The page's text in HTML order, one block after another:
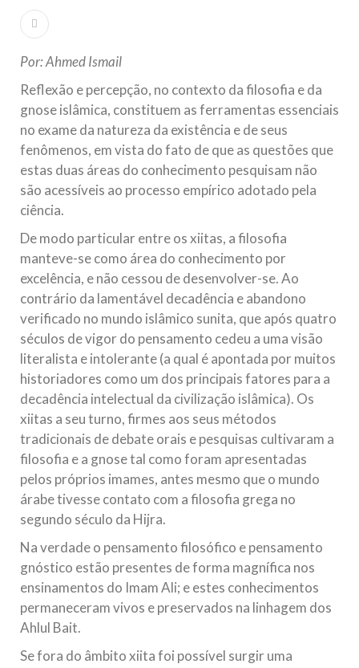
Islâmico no Brasil parabeniza a nação islâmica pela chegada
no ano novo muçulmano de 1435 Hejrita. Desejamos a
todos os irmãos e irmãs um novo
10 DE NOVEMBRO DE 2013
Falecimento do Imam Ali Ibn Al-Hussein
(A.S.)
Em nome de Deus, o Clemente, o Misericordioso! Diante da
muçulmanos, o Imam Ali Ibn Al-Hussein Ibn Ali Ibn Abi Táleb
(A.S.), conhecido por “Zein Al-Ábidin” (Formosura
3 DE JULHO DE 2014
Centro Islâmico no Brasil recebe o ex-
ministro das Relações Exteriores da
República Islâmica do Irã
Na noite da quinta-feira, 03 de Abril, o Centro Islâmico no
Brasil recebeu em sua sede, em São Paulo, o ex-ministro das
Relações Exteriores da República Islâmica do Irã, Sr. Kamal
Kharrazi, que encontra-se visitando
Por: Ahmed Ismail
Reflexão e percepção, no contexto da filosofia e da
gnose islâmica, constituem as ferramentas essenciais
no exame da natureza da existência e de seus
fenômenos, em vista do fato de que as questões que
estas duas áreas do conhecimento pesquisam não
são acessíveis ao processo empírico adotado pela
ciência.
De modo particular entre os xiitas, a filosofia
manteve-se como área do conhecimento por
excelência, e não cessou de desenvolver-se. Ao
contrário da lamentável decadência e abandono
verificado no mundo islâmico sunita, que após quatro
séculos de vigor do pensamento cedeu a uma visão
literalista e intolerante (a qual é apontada por muitos
historiadores como um dos principais fatores para a
decadência intelectual da civilização islâmica). Os
xiitas a seu turno, firmes aos seus métodos
tradicionais de debate orais e pesquisas cultivaram a
filosofia e a gnose tal como foram apresentadas
pelos próprios imames, antes mesmo que o mundo
árabe tivesse contato com a filosofia grega no
segundo século da Hijra.
Na verdade o pensamento filosófico e pensamento
gnóstico estão presentes de forma magnífica nos
ensinamentos do Imam Ali; e estes conhecimentos
permaneceram vivos e preservados na linhagem dos
Ahlul Bait.
Se fora do âmbito xiita foi possível surgir uma